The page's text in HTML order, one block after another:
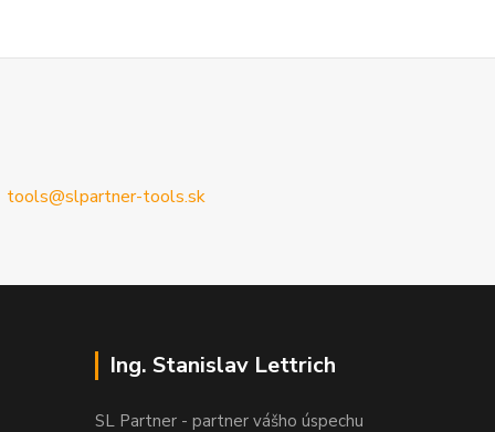
tools@slpartner-tools.sk
Ing. Stanislav Lettrich
SL Partner - partner vášho úspechu